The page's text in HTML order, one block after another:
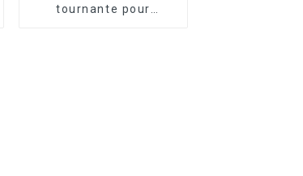
tournante pour